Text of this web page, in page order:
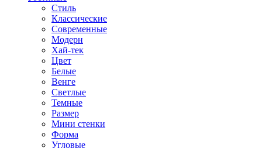
Стиль
Классические
Современные
Модерн
Хай-тек
Цвет
Белые
Венге
Светлые
Темные
Размер
Мини стенки
Форма
Угловые